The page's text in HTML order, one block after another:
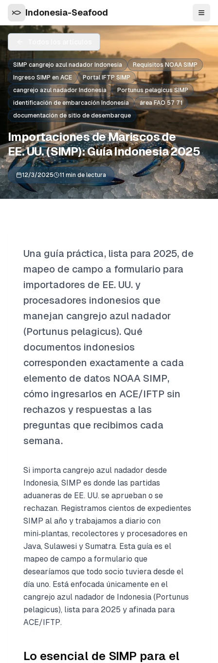
Indonesia-Seafood
SIMP cangrejo azul nadador Indonesia
Requisitos NOAA SIMP
Ingreso SIMP en ACE
Portal IFTP SIMP
cangrejo azul nadador Indonesia
Portunus pelagicus SIMP
identificación de embarcación Indonesia
área FAO 57 71
documentación de sitio de desembarque
Importaciones de Mariscos de
EE. UU. (SIMP): Guía Indonesia 2025
12/3/2025 11 min de lectura
Una guía práctica, lista para 2025, de
mapeo de campo a formulario para
importadores de EE. UU. y
procesadores indonesios que
manejan cangrejo azul nadador
(Portunus pelagicus). Qué
documentos indonesios
corresponden exactamente a cada
elemento de datos NOAA SIMP,
cómo ingresarlos en ACE/IFTP sin
rechazos y respuestas a las
preguntas que recibimos cada
semana.
Si importa cangrejo azul nadador desde
Indonesia, SIMP es donde las partidas
aduaneras de EE. UU. se aprueban o se
rechazan. Registramos cientos de expedientes
SIMP al año y trabajamos a diario con
mini‑plantas, recolectores y procesadores en
Java, Sulawesi y Sumatra. Esta guía es el
mapeo de campo a formulario que
desearíamos que todo socio tuviera desde el
día uno. Está enfocada únicamente en el
cangrejo azul nadador de Indonesia (Portunus
pelagicus), lista para 2025 y afinada para
ACE/IFTP.
Lo esencial de SIMP para el